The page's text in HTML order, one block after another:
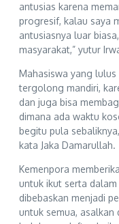
antusias karena
progresif, kalau saya
antusiasnya luar
masyarakat,” yutur
Mahasiswa yang
tergolong mandiri,
dan juga bisa
dimana ada waktu
begitu pula
kata Jaka Damarullah.
Kemenpora
untuk ikut serta
dibebaskan menjadi
untuk semua, asalkan